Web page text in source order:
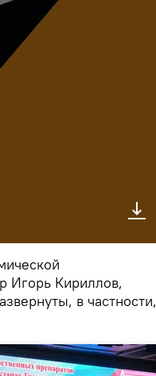
Игорь Кириллов,
в частности,